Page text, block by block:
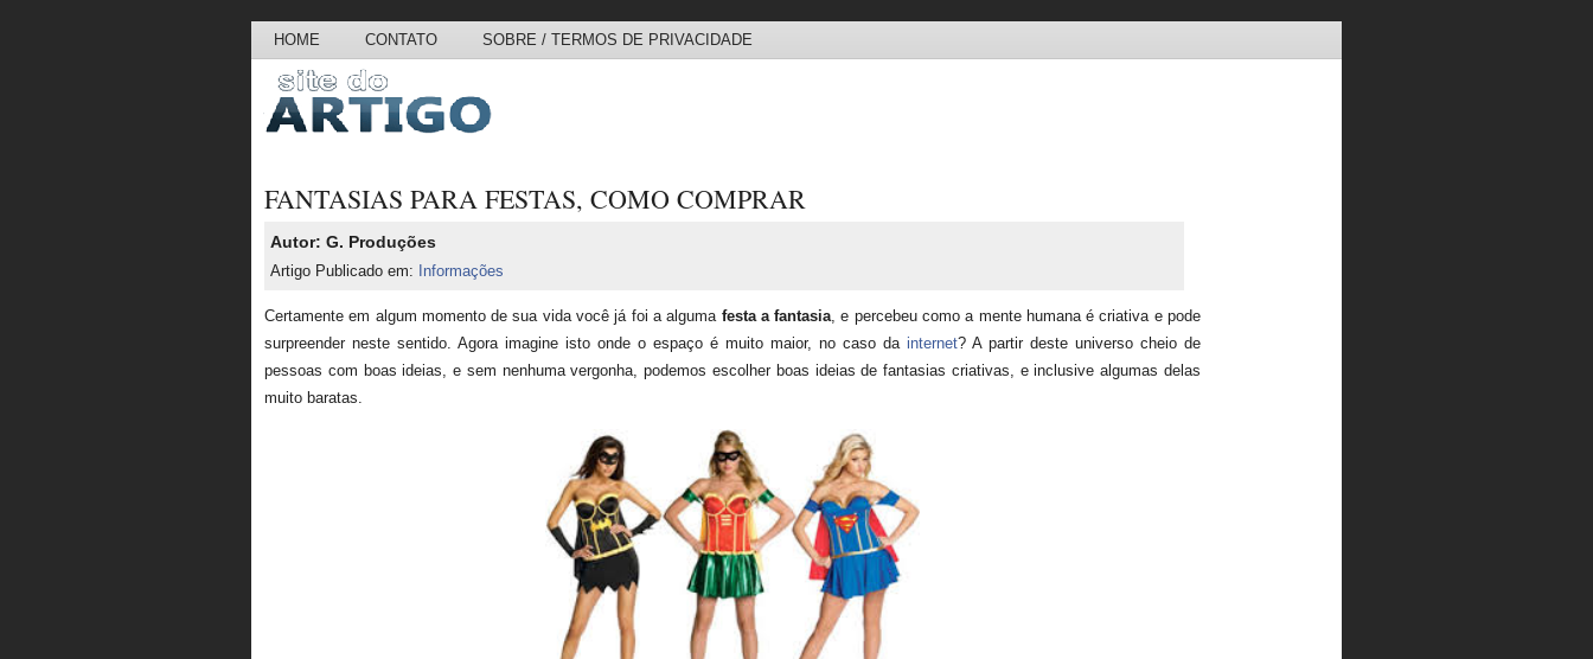
HOME CONTATO SOBRE / TERMOS DE PRIVACIDADE
FANTASIAS PARA FESTAS, COMO COMPRAR
Autor: G. Produções
Artigo Publicado em: Informações
Certamente em algum momento de sua vida você já foi a alguma festa a fantasia, e percebeu como a mente humana é criativa e pode
surpreender neste sentido. Agora imagine isto onde o espaço é muito maior, no caso da internet? A partir deste universo cheio de
pessoas com boas ideias, e sem nenhuma vergonha, podemos escolher boas ideias de fantasias criativas, e inclusive algumas delas
muito baratas.